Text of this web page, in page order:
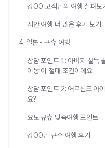
강OO 고객님의 여행 살펴보
시안 여행 더 많은 후기 보기
4. 일본 - 큐슈 여행
상담 포인트 1: 아버지 설득
이동’이 절대 조건이에요.
상담 포인트 2: 어르신도 아
요?
요모 큐슈 맞춤여행 포인트
강OO님 큐슈 여행 후기